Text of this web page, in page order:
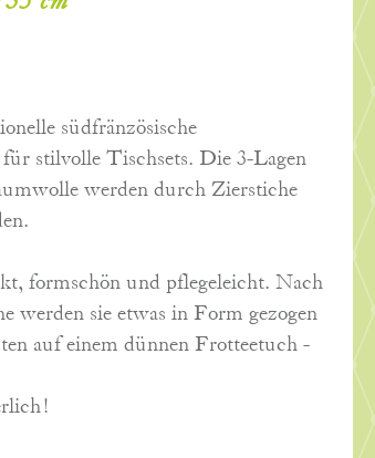
südfränzösische
stilvolle Tischsets. Die 3-Lagen
werden durch Zierstiche
formschön und pflegeleicht. Nach
werden sie etwas in Form gezogen
auf einem dünnen Frotteetuch -